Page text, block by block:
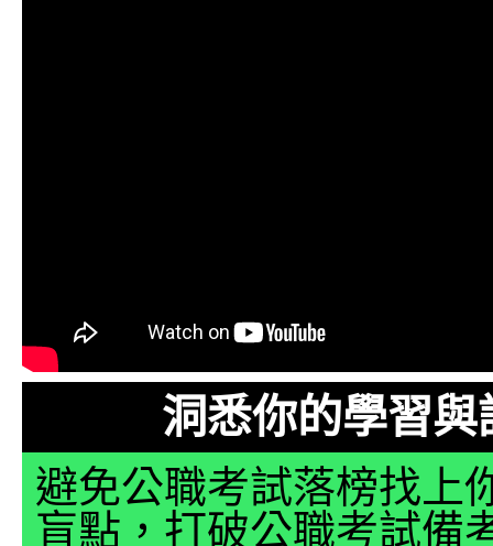
洞悉你的學習
避免公職考試落榜找上
盲點，打破公職考試備